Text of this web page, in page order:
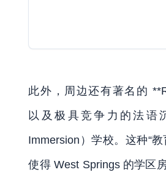
此外，周边还有著名的
以及极具竞争力的法语
Immersion）学校。这种“教
使得 West Springs 的学区